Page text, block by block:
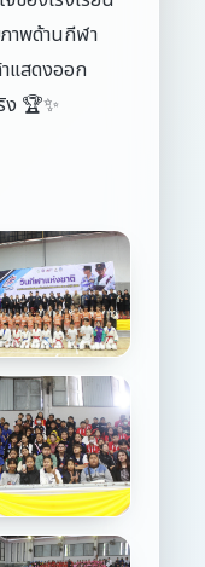
าพด้านกีฬา
แสดงออก
🏆✨